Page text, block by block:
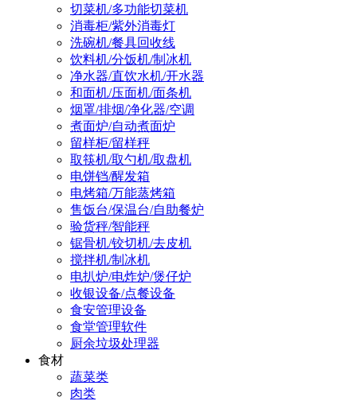
切菜机/多功能切菜机
消毒柜/紫外消毒灯
洗碗机/餐具回收线
饮料机/分饭机/制冰机
净水器/直饮水机/开水器
和面机/压面机/面条机
烟罩/排烟/净化器/空调
煮面炉/自动煮面炉
留样柜/留样秤
取筷机/取勺机/取盘机
电饼铛/醒发箱
电烤箱/万能蒸烤箱
售饭台/保温台/自助餐炉
验货秤/智能秤
锯骨机/铰切机/去皮机
搅拌机/制冰机
电扒炉/电炸炉/煲仔炉
收银设备/点餐设备
食安管理设备
食堂管理软件
厨余垃圾处理器
食材
蔬菜类
肉类